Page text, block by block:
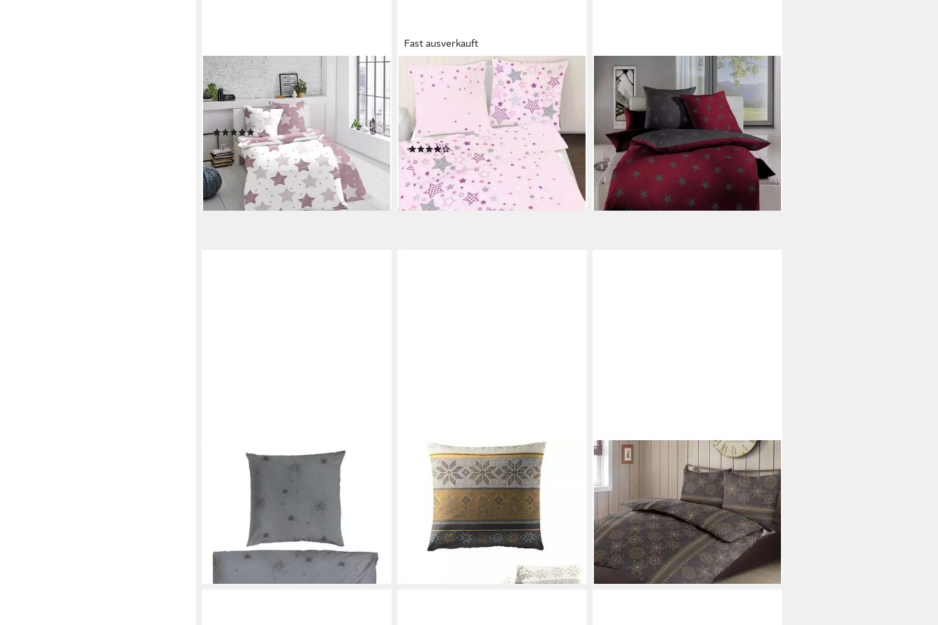
TRAUMSCHLAF
Bettwäsche Wavre, Biber, 2 teilig,
Biberbettwäsche weich und
kuschelig
(5)
ab 39,99 € 49,99 €
-20%
lieferbar - in 2-3 Werktagen bei dir
Fast ausverkauft
MTONLINEHANDEL
Bettwäsche Sterne 135x200 +
80x80 cm, 100 % Baumwolle, Biber,
2 teilig, Kinderbettwäsche mit vielen
Sternen & Sternchen in rosa, lila &
grau
(8)
33,99 € UVP 49,99 €
-32%
lieferbar - in 2-3 Werktagen bei dir
KAEPPEL
Bettwäsche Biber Stars in 135x200
+ 80x80 cm Sterne rubin grau,
Feinbiber, 2 teilig, Wendebettwäsche
aus 100% Baumwolle
62,90 €
lieferbar - in 3-4 Werktagen bei dir
PRIMERA
Bettwäsche Hahn Feinbiber
Bettwäsche Graphit Grau Sterne,
Feinbiber, 2 teilig
ab 28,49 €
lieferbar - in 2-3 Werktagen bei dir
BIERBAUM
Bettwäsche 3751, Biber, 2 teilig, 100
% Baumwolle, pflegeleicht, kuschelig
warm, mit Schneeflocken
ab 39,95 € UVP44,95 €
lieferbar - in 2-3 Werktagen bei dir
TRAUMSCHLAF
Bettwäsche Sterne und
Schneeflocken, Biber, 2 teilig,
Biberbettwäsche weich und
kuschelig
ab 34,99 € 49,99 €
-30%
lieferbar - in 2-3 Werktagen bei dir